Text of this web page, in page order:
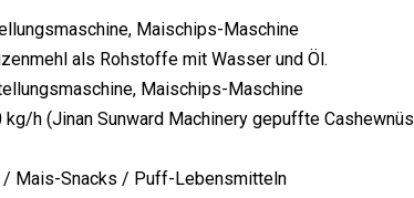
Maischips-Maschine
als Rohstoffe mit Wasser und Öl.
Maischips-Maschine
h (Jinan Sunward Machinery gepuffte
/ Mais-Snacks / Puff-Lebensmitteln